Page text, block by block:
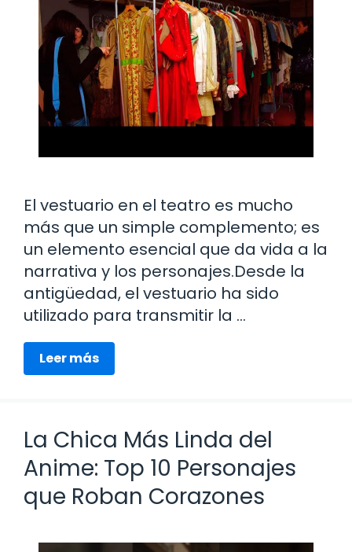
El vestuario en el teatro es mucho
más que un simple complemento; es
un elemento esencial que da vida a la
narrativa y los personajes.Desde la
antigüedad, el vestuario ha sido
utilizado para transmitir la …
Leer más
La Chica Más Linda del
Anime: Top 10 Personajes
que Roban Corazones